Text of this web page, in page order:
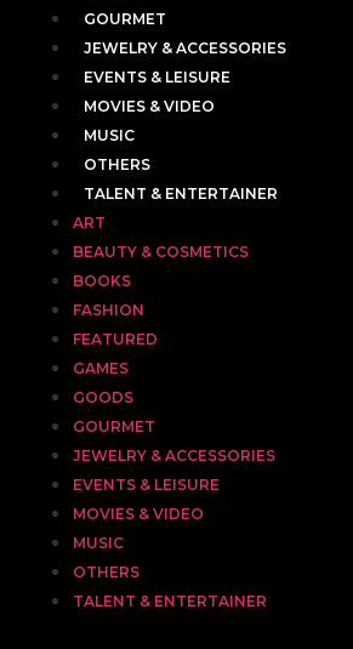
GOURMET
JEWELRY & ACCESSORIES
EVENTS & LEISURE
MOVIES & VIDEO
MUSIC
OTHERS
TALENT & ENTERTAINER
ART
BEAUTY & COSMETICS
BOOKS
FASHION
FEATURED
GAMES
GOODS
GOURMET
JEWELRY & ACCESSORIES
EVENTS & LEISURE
MOVIES & VIDEO
MUSIC
OTHERS
TALENT & ENTERTAINER